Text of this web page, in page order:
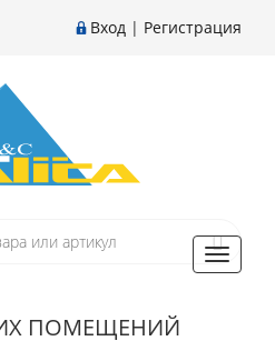
Вход | Регистрация
Toggle
ПОМЕЩЕНИЙ